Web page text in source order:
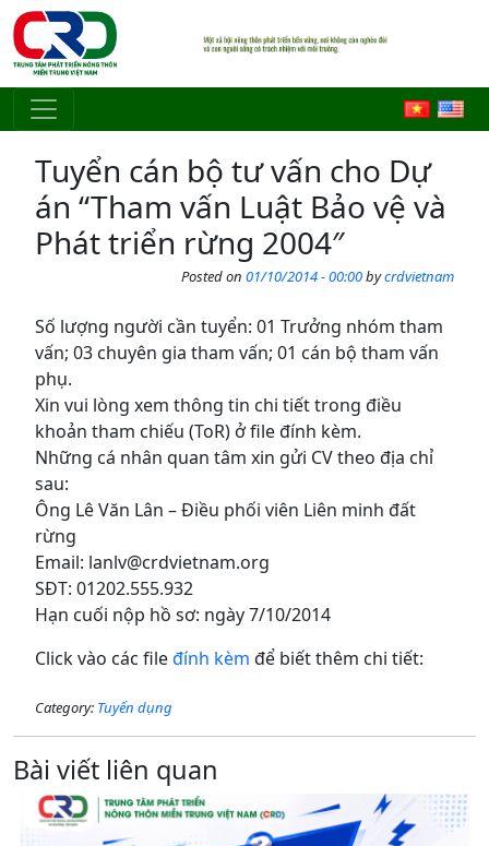
Skip to main content
Tuyển cán bộ tư vấn cho Dự
án “Tham vấn Luật Bảo vệ và
Phát triển rừng 2004″
Posted on 01/10/2014 - 00:00bycrdvietnam
Số lượng người cần tuyển: 01 Trưởng nhóm tham
vấn; 03 chuyên gia tham vấn; 01 cán bộ tham vấn
phụ.
Xin vui lòng xem thông tin chi tiết trong điều
khoản tham chiếu (ToR) ở file đính kèm.
Những cá nhân quan tâm xin gửi CV theo địa chỉ
sau:
Ông Lê Văn Lân – Điều phối viên Liên minh đất
rừng
Email: lanlv@crdvietnam.org
SĐT: 01202.555.932
Hạn cuối nộp hồ sơ: ngày 7/10/2014
Click vào các fileđính kèm để biết thêm chi tiết:
Category: Tuyển dụng
Bài viết liên quan